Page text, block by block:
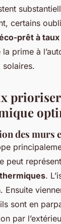
certains
prêt à
prime à
solaires.
des murs
peut
.
Ensuite
sont en
par